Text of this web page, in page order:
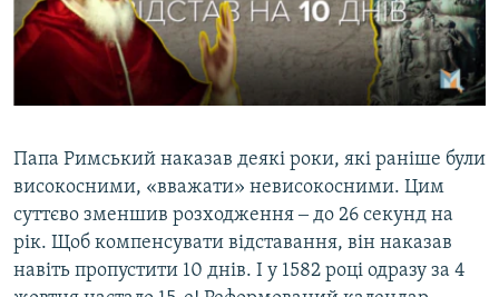
Папа Римський наказав деякі роки, які раніше були
високосними, «вважати» невисокосними. Цим
суттєво зменшив розходження ‒ до 26 секунд на
рік. Щоб компенсувати відставання, він наказав
навіть пропустити 10 днів. І у 1582 році одразу за 4